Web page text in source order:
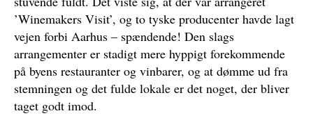
’Winemakers Visit’, og to tyske producenter havde lagt
vejen forbi Aarhus – spændende! Den slags
arrangementer er stadigt mere hyppigt forekommende
på byens restauranter og vinbarer, og at dømme ud fra
stemningen og det fulde lokale er det noget, der bliver
taget godt imod.